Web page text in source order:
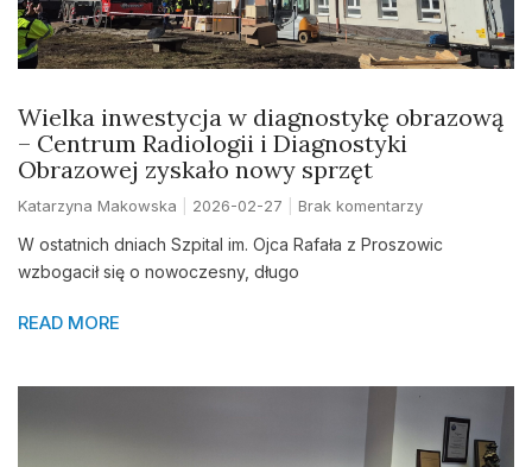
Wielka inwestycja w diagnostykę obrazową
– Centrum Radiologii i Diagnostyki
Obrazowej zyskało nowy sprzęt
Katarzyna Makowska 2026-02-27 Brak komentarzy
W ostatnich dniach Szpital im. Ojca Rafała z Proszowic
wzbogacił się o nowoczesny, długo
READ MORE